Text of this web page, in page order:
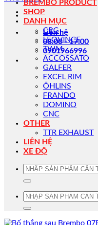
Liên hệ
08:00 - 17:00
0901966996
BREMBO PRODUCT
SHOP
DANH MỤC
CRG
LEOVINCE
TWM
ACCOSSATO
GALFER
EXCEL RIM
ÖHLINS
FRANDO
DOMINO
CNC
OTHER
TTR EXHAUST
LIÊN HỆ
XE ĐỘ
Tìm
Tìm